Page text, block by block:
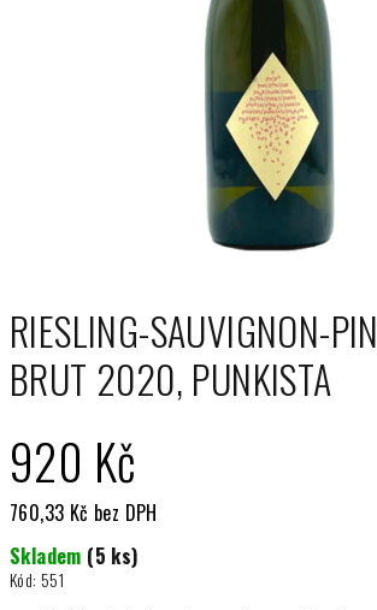
RIESLING-SAUVIGNON-
BRUT 2020, PUNKISTA
920 Kč
760,33 Kč bez DPH
cena:
Skladem (5 ks)
Kód: 551